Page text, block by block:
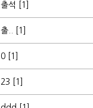
출석 [1]
출.. [1]
0 [1]
23 [1]